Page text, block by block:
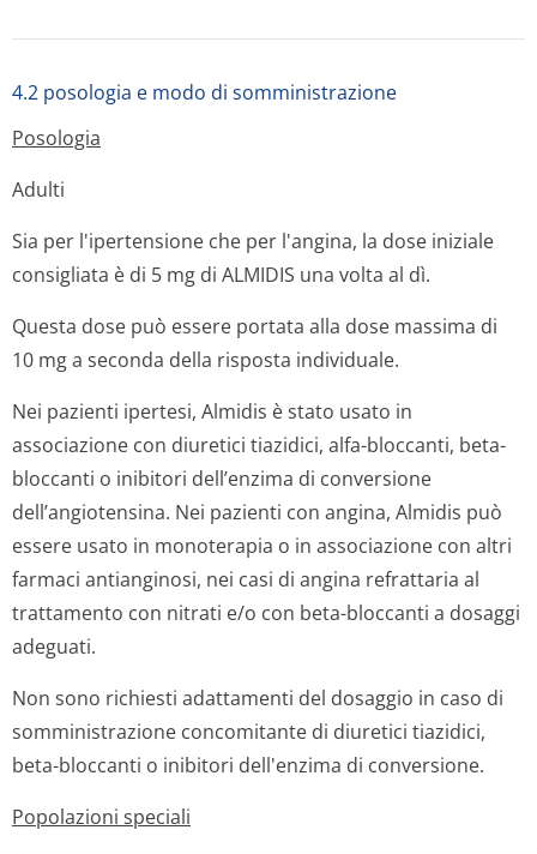
4.2 posologia e modo di somministrazione
Posologia
Adulti
Sia per l'ipertensione che per l'angina, la dose iniziale
consigliata è di 5 mg di ALMIDIS una volta al dì.
Questa dose può essere portata alla dose massima di
10 mg a seconda della risposta individuale.
Nei pazienti ipertesi, Almidis è stato usato in
associazione con diuretici tiazidici, alfa-bloccanti, beta-
bloccanti o inibitori dell’enzima di conversione
dell’angiotensina. Nei pazienti con angina, Almidis può
essere usato in monoterapia o in associazione con altri
farmaci antianginosi, nei casi di angina refrattaria al
trattamento con nitrati e/o con beta-bloccanti a dosaggi
adeguati.
Non sono richiesti adattamenti del dosaggio in caso di
somministrazione concomitante di diuretici tiazidici,
beta-bloccanti o inibitori dell'enzima di conversione.
Popolazioni speciali